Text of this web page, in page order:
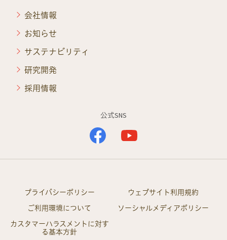
会社情報
お知らせ
サステナビリティ
研究開発
採用情報
公式SNS
プライバシーポリシー
ウェブサイト利用規約
ご利用環境について
ソーシャルメディアポリシー
カスタマーハラスメントに対す
る基本方針